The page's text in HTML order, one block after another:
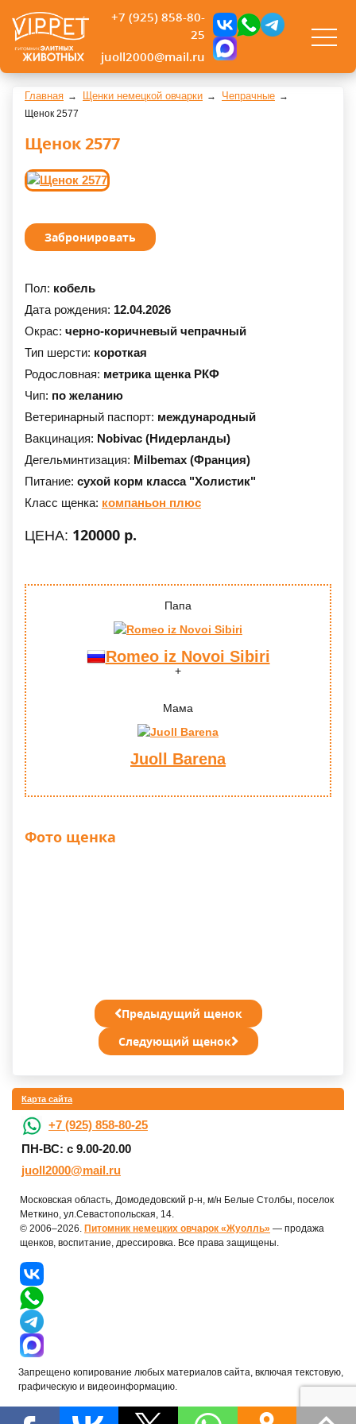
+7 (925) 858-80-
25
juoll2000@mail.ru
Главная Щенки немецкой овчарки Чепрачные
Щенок 2577
Щенок 2577
Забронировать
Пол: кобель
Дата рождения: 12.04.2026
Окрас: черно-коричневый чепрачный
Тип шерсти: короткая
Родословная: метрика щенка РКФ
Чип: по желанию
Ветеринарный паспорт: международный
Вакцинация: Nobivac (Нидерланды)
Дегельминтизация: Milbemax (Франция)
Питание: сухой корм класса "Холистик"
Класс щенка: компаньон плюс
ЦЕНА: 120000 р.
Папа
Romeo iz Novoi Sibiri
Мама
Juoll Barena
Фото щенка
Предыдущий щенок
Следующий щенок
Карта сайта
+7 (925) 858-80-25
ПН-ВС: с 9.00-20.00
juoll2000@mail.ru
Московская область, Домодедовский р-н, м/н Белые Столбы, поселок
Меткино, ул.Севастопольская, 14.
© 2006–2026. Питомник немецких овчарок «Жуолль» — продажа
щенков, воспитание, дрессировка. Все права защищены.
Запрещено копирование любых материалов сайта, включая текстовую,
графическую и видеоинформацию.